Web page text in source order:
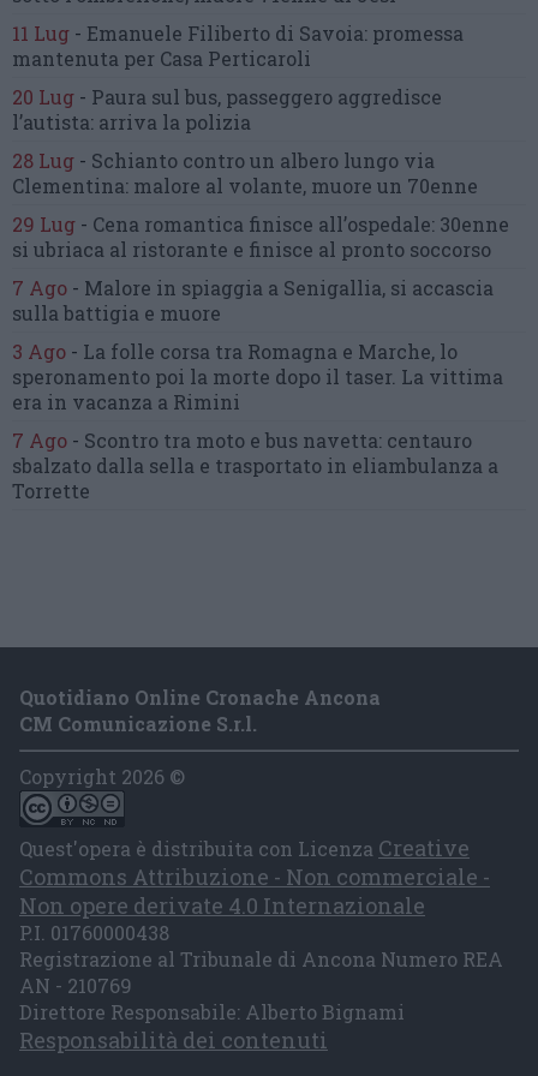
11 Lug - Emanuele Filiberto di Savoia: promessa
mantenuta per Casa Perticaroli
20 Lug - Paura sul bus, passeggero aggredisce
l’autista: arriva la polizia
28 Lug - Schianto contro un albero lungo via
Clementina: malore al volante, muore un 70enne
29 Lug - Cena romantica finisce all’ospedale: 30enne
si ubriaca al ristorante e finisce al pronto soccorso
7 Ago - Malore in spiaggia a Senigallia, si accascia
sulla battigia e muore
3 Ago - La folle corsa tra Romagna e Marche, lo
speronamento poi la morte dopo il taser. La vittima
era in vacanza a Rimini
7 Ago - Scontro tra moto e bus navetta: centauro
sbalzato dalla sella e trasportato in eliambulanza a
Torrette
Quotidiano Online Cronache Ancona
CM Comunicazione S.r.l.
Copyright 2026 ©
Quest'opera è distribuita con Licenza Creative
Commons Attribuzione - Non commerciale -
Non opere derivate 4.0 Internazionale
P.I. 01760000438
Registrazione al Tribunale di Ancona Numero REA
AN - 210769
Direttore Responsabile: Alberto Bignami
Responsabilità dei contenuti